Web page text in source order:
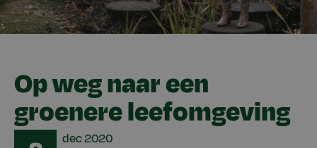
Op weg naar een
groenere leefomgeving
dec2020